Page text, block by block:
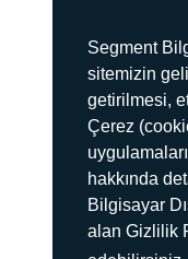
Segment
sitemizin
getirilmesi,
Çerez
hakkında
Bilgisayar
alan Gizlilik